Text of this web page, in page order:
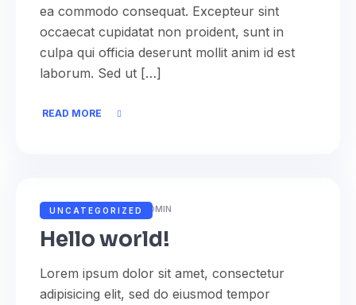
ea commodo consequat. Excepteur sint
occaecat cupidatat non proident, sunt in
culpa qui officia deserunt mollit anim id est
laborum. Sed ut […]
READ MORE
UNCATEGORIZED
NOVEMBER 16, 2022 ADMIN
Hello world!
Lorem ipsum dolor sit amet, consectetur
adipisicing elit, sed do eiusmod tempor